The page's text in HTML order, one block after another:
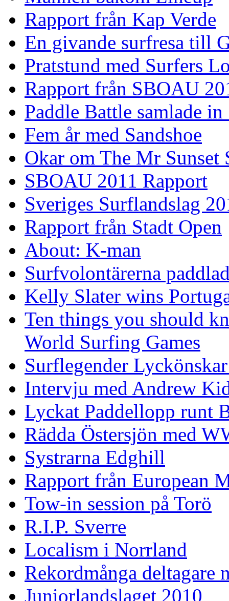
Rapport från Kap Verde
En givande surfresa till
Pratstund med Surfers
Rapport från SBOAU
Paddle Battle samlade
Fem år med Sandshoe
Okar om The Mr Sunset
SBOAU 2011 Rapport
Sveriges Surflandslag
Rapport från Stadt Open
About: K-man
Surfvolontärerna
Kelly Slater wins
Ten things you should
World Surfing Games
Surflegender
Intervju med Andrew
Lyckat Paddellopp runt
Rädda Östersjön med
Systrarna Edghill
Rapport från European
Tow-in session på Torö
R.I.P. Sverre
Localism i Norrland
Rekordmånga deltagare
Juniorlandslaget 2010